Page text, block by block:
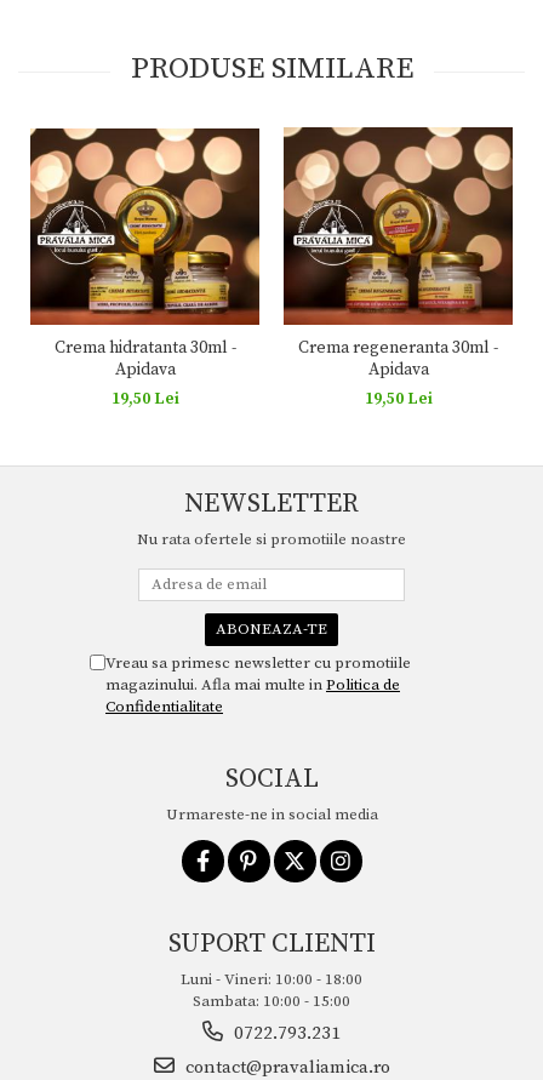
PRODUSE SIMILARE
Crema hidratanta 30ml -
Apidava
19,50 Lei
Crema regeneranta 30ml -
Apidava
19,50 Lei
NEWSLETTER
Nu rata ofertele si promotiile noastre
Vreau sa primesc newsletter cu promotiile
magazinului. Afla mai multe inPolitica de
Confidentialitate
SOCIAL
Urmareste-ne in social media
SUPORT CLIENTI
Luni - Vineri: 10:00 - 18:00
Sambata: 10:00 - 15:00
0722.793.231
contact@pravaliamica.ro